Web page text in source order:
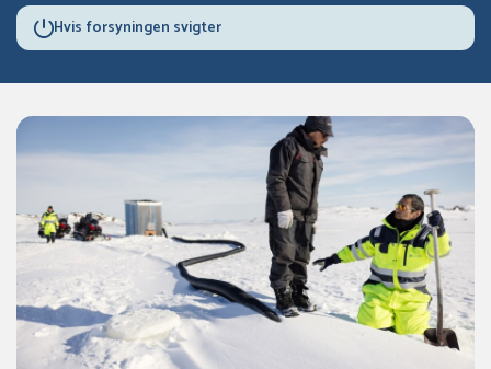
Hvis forsyningen svigter